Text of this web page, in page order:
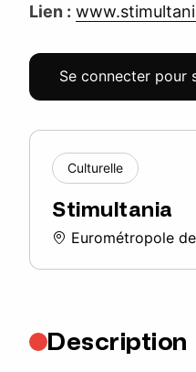
Lien :
Se connecter pour
Culturelle
Stimultania
Eurométropole
Description